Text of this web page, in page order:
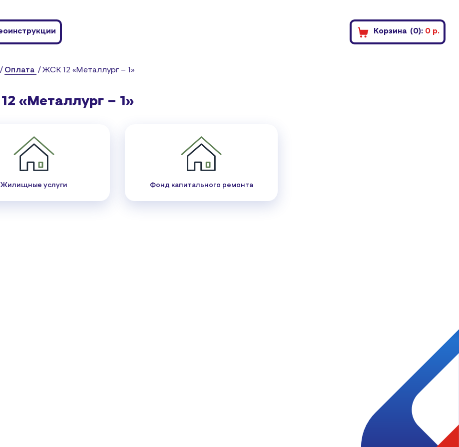
Корзина (0): 0 р.
Оплата ЖСК 12 «Металлург – 1»
«Металлург – 1»
Жилищные услуги Фонд капитального ремонта